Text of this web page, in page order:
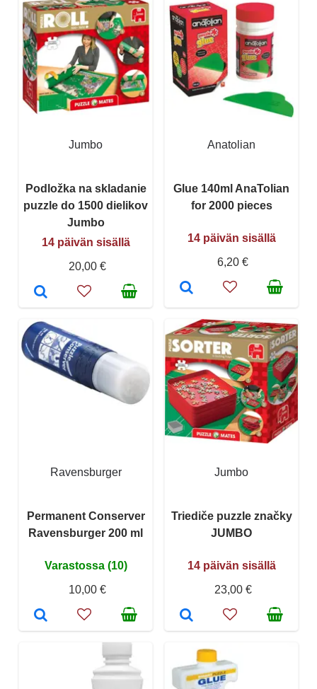
Jumbo
Podložka na skladanie
puzzle do 1500 dielikov
Jumbo
14 päivän sisällä
20,00 €
Anatolian
Glue 140ml AnaTolian
for 2000 pieces
14 päivän sisällä
6,20 €
Ravensburger
Permanent Conserver
Ravensburger 200 ml
Varastossa (10)
10,00 €
Jumbo
Triediče puzzle značky
JUMBO
14 päivän sisällä
23,00 €